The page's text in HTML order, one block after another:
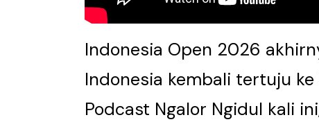
Indonesia Open 2026
Indonesia kembali tertuju
Podcast Ngalor Ngidul kali